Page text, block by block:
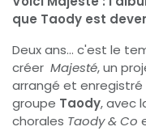
que Taody est
Deux ans... c'est le
créer Majesté, un
arrangé et
groupe Taody, avec
chorales Taody & Co